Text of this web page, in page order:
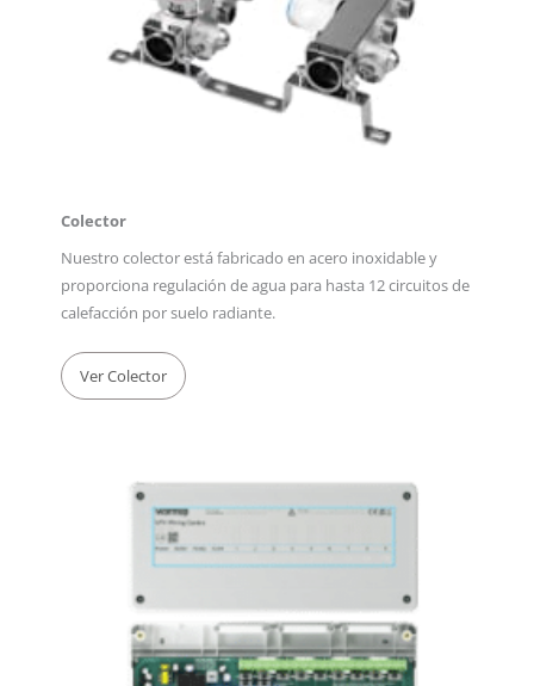
Colector
Nuestro colector está fabricado en acero inoxidable y
proporciona regulación de agua para hasta 12 circuitos de
calefacción por suelo radiante.
Ver Colector